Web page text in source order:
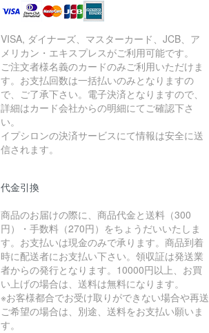
VISA, ダイナーズ、マスターカード、JCB、ア
メリカン・エキスプレスがご利用可能です。
ご注文者様名義のカードのみご利用いただけま
す。お支払回数は一括払いのみとなりますの
で、ご了承下さい。電子決済となりますので、
詳細はカード会社からの明細にてご確認下さ
い。
イプシロンの決済サービスにて情報は安全に送
信されます。
代金引換
商品のお届けの際に、商品代金と送料（300
円）・手数料（270円）をちょうだいいたしま
す。お支払いは現金のみで承ります。商品到着
時に配送者にお支払い下さい。領収証は発送業
者からの発行となります。10000円以上、お買
い上げの場合は、送料は無料になります。
※お客様都合でお受け取りができない場合や再送
ご希望の場合は、別途、送料をお支払い願いま
す。